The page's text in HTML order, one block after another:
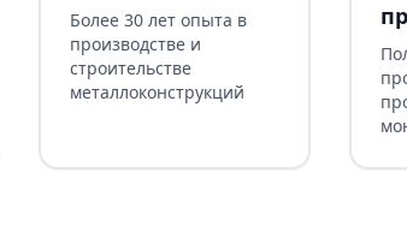
Более 30 лет опыта в
производстве и
строительстве
металлоконструкций